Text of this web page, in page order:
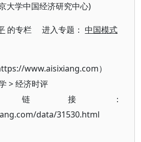
大学中国经济研究中心)
的专栏 进入专题：中国模式
www.aisixiang.com）
>经济时评
链接：
data/31530.html